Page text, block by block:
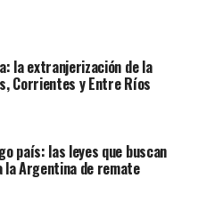
la extranjerización de la
Corrientes y Entre Ríos
país: las leyes que buscan
la Argentina de remate